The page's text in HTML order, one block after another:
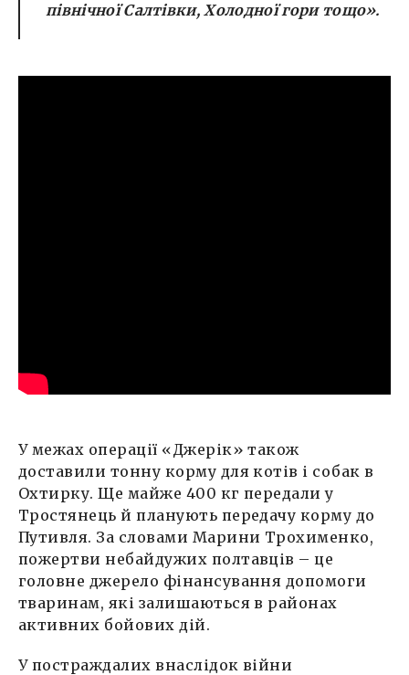
північної Салтівки, Холодної гори тощо».
У межах операції «Джерік» також
доставили тонну корму для котів і собак в
Охтирку. Ще майже 400 кг передали у
Тростянець й планують передачу корму до
Путивля. За словами Марини Трохименко,
пожертви небайдужих полтавців – це
головне джерело фінансування допомоги
тваринам, які залишаються в районах
активних бойових дій.
У постраждалих внаслідок війни